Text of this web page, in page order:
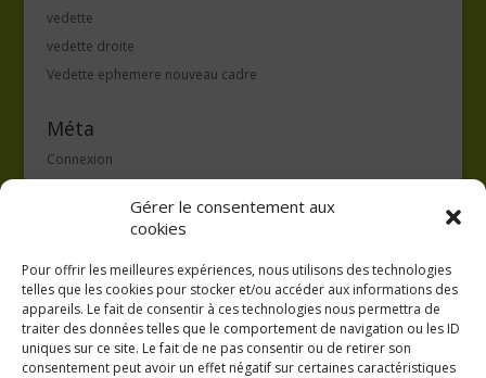
Gérer le consentement aux
cookies
Pour offrir les meilleures expériences, nous utilisons des technologies
telles que les cookies pour stocker et/ou accéder aux informations des
appareils. Le fait de consentir à ces technologies nous permettra de
traiter des données telles que le comportement de navigation ou les ID
uniques sur ce site. Le fait de ne pas consentir ou de retirer son
consentement peut avoir un effet négatif sur certaines caractéristiques
vedette
vedette droite
Vedette ephemere nouveau cadre
Méta
Connexion
Flux des commentaires